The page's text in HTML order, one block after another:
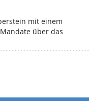
mit einem
über das